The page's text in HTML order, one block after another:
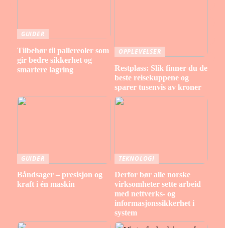
GUIDER
Tilbehør til pallereoler som
gir bedre sikkerhet og
smartere lagring
OPPLEVELSER
Restplass: Slik finner du de
beste reisekuppene og
sparer tusenvis av kroner
GUIDER
Båndsager – presisjon og
kraft i én maskin
TEKNOLOGI
Derfor bør alle norske
virksomheter sette arbeid
med nettverks- og
informasjonssikkerhet i
system